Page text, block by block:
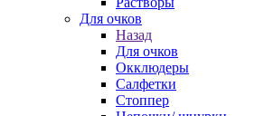
Для очков
Назад
Для очков
Окклюдеры
Салфетки
Стоппер